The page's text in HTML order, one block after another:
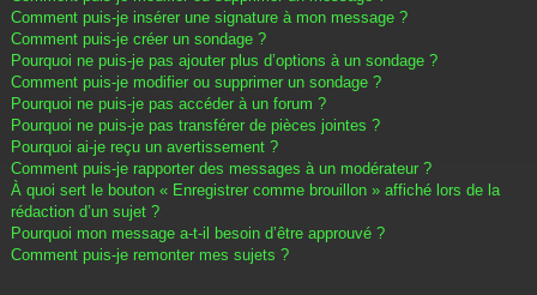
Comment puis-je insérer une signature à mon message ?
Comment puis-je créer un sondage ?
Pourquoi ne puis-je pas ajouter plus d’options à un sondage ?
Comment puis-je modifier ou supprimer un sondage ?
Pourquoi ne puis-je pas accéder à un forum ?
Pourquoi ne puis-je pas transférer de pièces jointes ?
Pourquoi ai-je reçu un avertissement ?
Comment puis-je rapporter des messages à un modérateur ?
À quoi sert le bouton « Enregistrer comme brouillon » affiché lors de la
rédaction d’un sujet ?
Pourquoi mon message a-t-il besoin d’être approuvé ?
Comment puis-je remonter mes sujets ?